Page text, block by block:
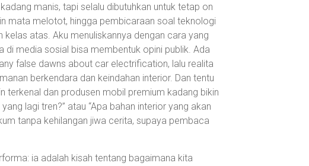
manis, tapi selalu dibutuhkan untuk tetap on
mata melotot, hingga pembicaraan soal teknologi
atas. Aku menuliskannya dengan cara yang
di media sosial bisa membentuk opini publik. Ada
false dawns about car electrification, lalu realita
berkendara dan keindahan interior. Dan tentu
terkenal dan produsen mobil premium kadang bikin
lagi tren?” atau “Apa bahan interior yang akan
tanpa kehilangan jiwa cerita, supaya pembaca
ia adalah kisah tentang bagaimana kita